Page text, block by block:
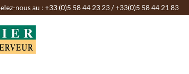
nous au : +33 (0)5 58 44 23 23 / +33(0)5 58 44 21 83